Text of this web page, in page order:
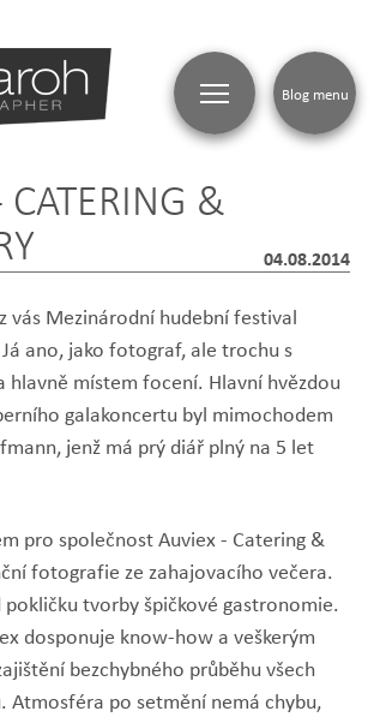
CATERING &
04.08.2014
vás Mezinárodní hudební festival
ano, jako fotograf, ale trochu s
hlavně místem focení. Hlavní hvězdou
galakoncertu byl mimochodem
jenž má prý diář plný na 5 let
pro společnost Auviex - Catering &
fotografie ze zahajovacího večera.
tvorby špičkové gastronomie.
dosponuje know-how a veškerým
bezchybného průběhu všech
Atmosféra po setmění nemá chybu,
Blog menu